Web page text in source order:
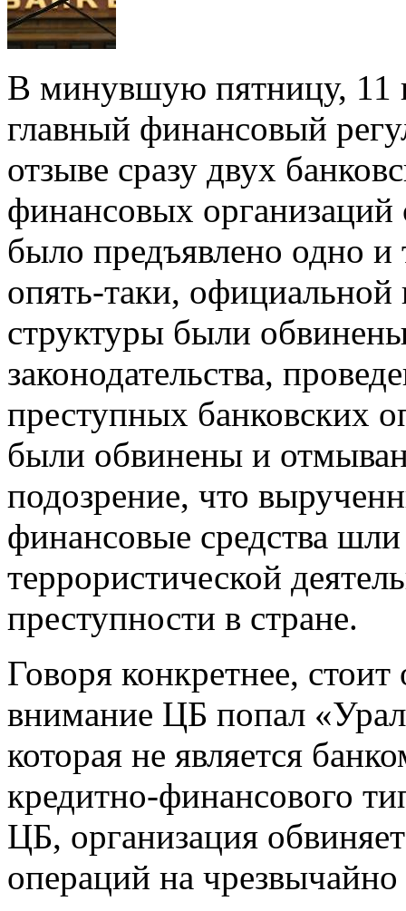
В минувшую пятницу, 11
главный финансовый
отзыве сразу двух
финансовых
было предъявлено одно
опять-таки,
структуры были
законодательства,
преступных банковских
были обвинены и
подозрение, что
финансовые средства
террористической
преступности в стране.
Говоря конкретнее,
внимание ЦБ попал
которая не является
кредитно-финансового
ЦБ, организация
операций на